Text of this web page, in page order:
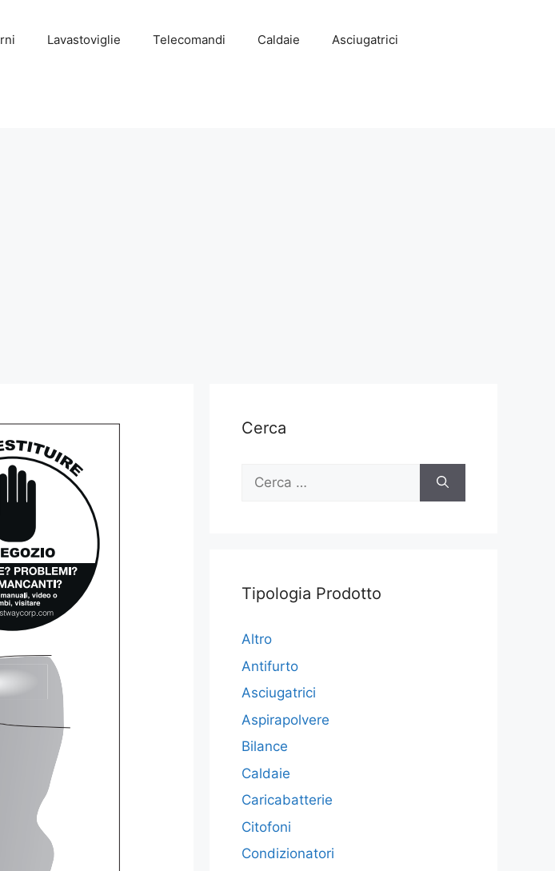
Lavastoviglie Telecomandi Caldaie Asciugatrici
Cerca
Ricerca
Tipologia Prodotto
Altro
Antifurto
Asciugatrici
Aspirapolvere
Bilance
Caldaie
Caricabatterie
Citofoni
Condizionatori